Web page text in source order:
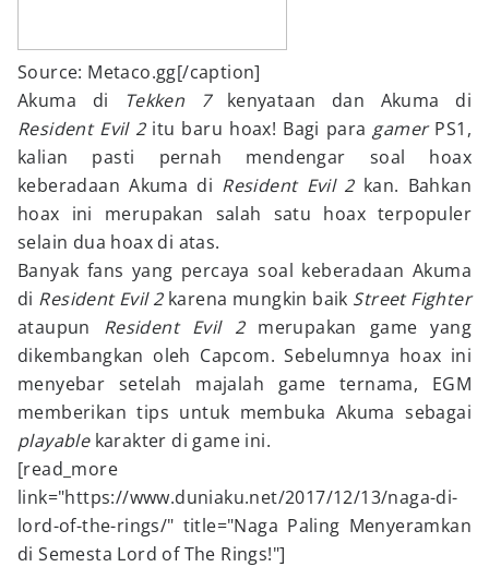
Source: Metaco.gg[/caption]
Akuma di Tekken 7kenyataan dan Akuma di
Resident Evil 2itu baru hoax! Bagi para gamerPS1,
kalian pasti pernah mendengar soal hoax
keberadaan Akuma di Resident Evil 2kan. Bahkan
hoax ini merupakan salah satu hoax terpopuler
selain dua hoax di atas.
Banyak fans yang percaya soal keberadaan Akuma
di Resident Evil 2karena mungkin baik Street Fighter
ataupun Resident Evil 2merupakan game yang
dikembangkan oleh Capcom. Sebelumnya hoax ini
menyebar setelah majalah game ternama, EGM
memberikan tips untuk membuka Akuma sebagai
playablekarakter di game ini.
[read_more
link="https://www.duniaku.net/2017/12/13/naga-di-
lord-of-the-rings/" title="Naga Paling Menyeramkan
di Semesta Lord of The Rings!"]